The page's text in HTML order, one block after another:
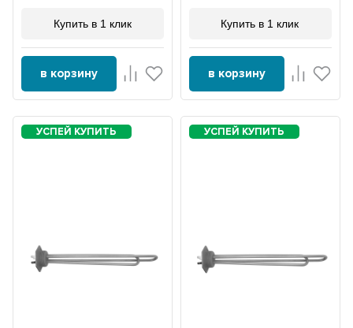
Купить в 1 клик
в корзину
Купить в 1 клик
в корзину